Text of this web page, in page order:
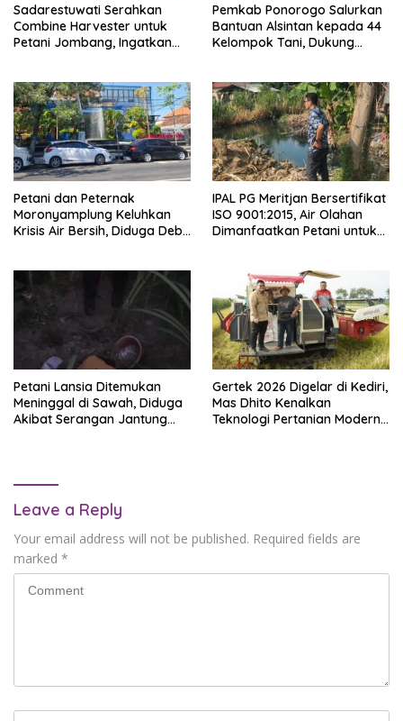
Sadarestuwati Serahkan
Combine Harvester untuk
Petani Jombang, Ingatkan
Pemkab Ponorogo Salurkan
Bantuan Alsintan kepada 44
Kelompok Tani, Dukung
Petani dan Peternak
Moronyamplung Keluhkan
Krisis Air Bersih, Diduga Debit
IPAL PG Meritjan Bersertifikat
ISO 9001:2015, Air Olahan
Dimanfaatkan Petani untuk
Petani Lansia Ditemukan
Meninggal di Sawah, Diduga
Akibat Serangan Jantung
Gertek 2026 Digelar di Kediri,
Mas Dhito Kenalkan
Teknologi Pertanian Modern
Leave a Reply
Your email address will not be published. Required fields are
marked *